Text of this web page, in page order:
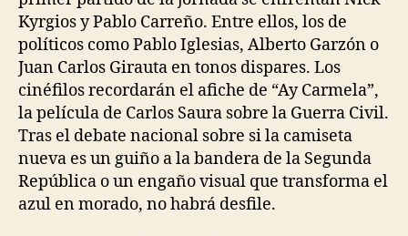
Kyrgios y Pablo Carreño. Entre ellos, los de
políticos como Pablo Iglesias, Alberto Garzón o
Juan Carlos Girauta en tonos dispares. Los
cinéfilos recordarán el afiche de “Ay Carmela”,
la película de Carlos Saura sobre la Guerra Civil.
Tras el debate nacional sobre si la camiseta
nueva es un guiño a la bandera de la Segunda
República o un engaño visual que transforma el
azul en morado, no habrá desfile.